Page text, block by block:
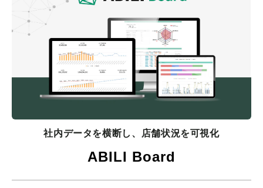
社内データを横断し、店舗状況を可視化
ABILI Board